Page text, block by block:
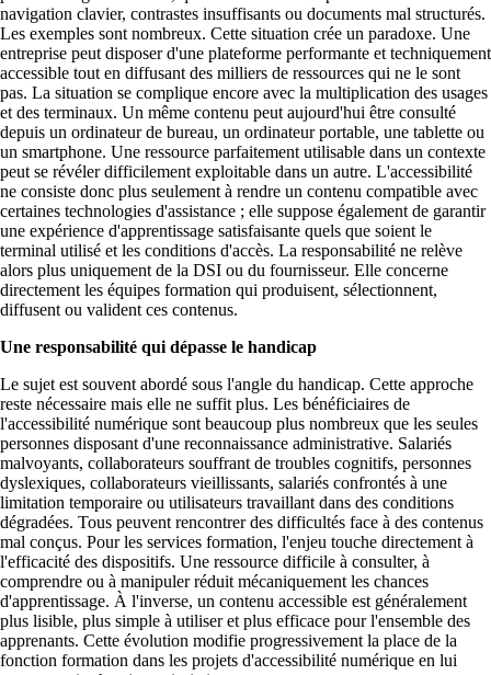
navigation clavier, contrastes insuffisants ou documents mal structurés.
Les exemples sont nombreux. Cette situation crée un paradoxe. Une
entreprise peut disposer d'une plateforme performante et techniquement
accessible tout en diffusant des milliers de ressources qui ne le sont
pas. La situation se complique encore avec la multiplication des usages
et des terminaux. Un même contenu peut aujourd'hui être consulté
depuis un ordinateur de bureau, un ordinateur portable, une tablette ou
un smartphone. Une ressource parfaitement utilisable dans un contexte
peut se révéler difficilement exploitable dans un autre. L'accessibilité
ne consiste donc plus seulement à rendre un contenu compatible avec
certaines technologies d'assistance ; elle suppose également de garantir
une expérience d'apprentissage satisfaisante quels que soient le
terminal utilisé et les conditions d'accès. La responsabilité ne relève
alors plus uniquement de la DSI ou du fournisseur. Elle concerne
directement les équipes formation qui produisent, sélectionnent,
diffusent ou valident ces contenus.
Une responsabilité qui dépasse le handicap
Le sujet est souvent abordé sous l'angle du handicap. Cette approche
reste nécessaire mais elle ne suffit plus. Les bénéficiaires de
l'accessibilité numérique sont beaucoup plus nombreux que les seules
personnes disposant d'une reconnaissance administrative. Salariés
malvoyants, collaborateurs souffrant de troubles cognitifs, personnes
dyslexiques, collaborateurs vieillissants, salariés confrontés à une
limitation temporaire ou utilisateurs travaillant dans des conditions
dégradées. Tous peuvent rencontrer des difficultés face à des contenus
mal conçus. Pour les services formation, l'enjeu touche directement à
l'efficacité des dispositifs. Une ressource difficile à consulter, à
comprendre ou à manipuler réduit mécaniquement les chances
d'apprentissage. À l'inverse, un contenu accessible est généralement
plus lisible, plus simple à utiliser et plus efficace pour l'ensemble des
apprenants. Cette évolution modifie progressivement la place de la
fonction formation dans les projets d'accessibilité numérique en lui